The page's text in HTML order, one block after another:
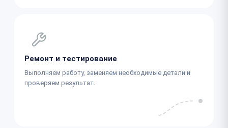
Ремонт и тестирование
Выполняем работу, заменяем необходимые детали и
проверяем результат.